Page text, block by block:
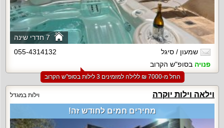
7 חדרי שינה
שמעון / סיגל
055-4314132
פנויה בסופ"ש הקרוב
החל מ-‏7000 ₪ ללילה למזמינים 3 לילות בסופ"ש הקרוב
וילאה וילות יוקרה וילות במגדל
מחירים חמים לחודש זה!